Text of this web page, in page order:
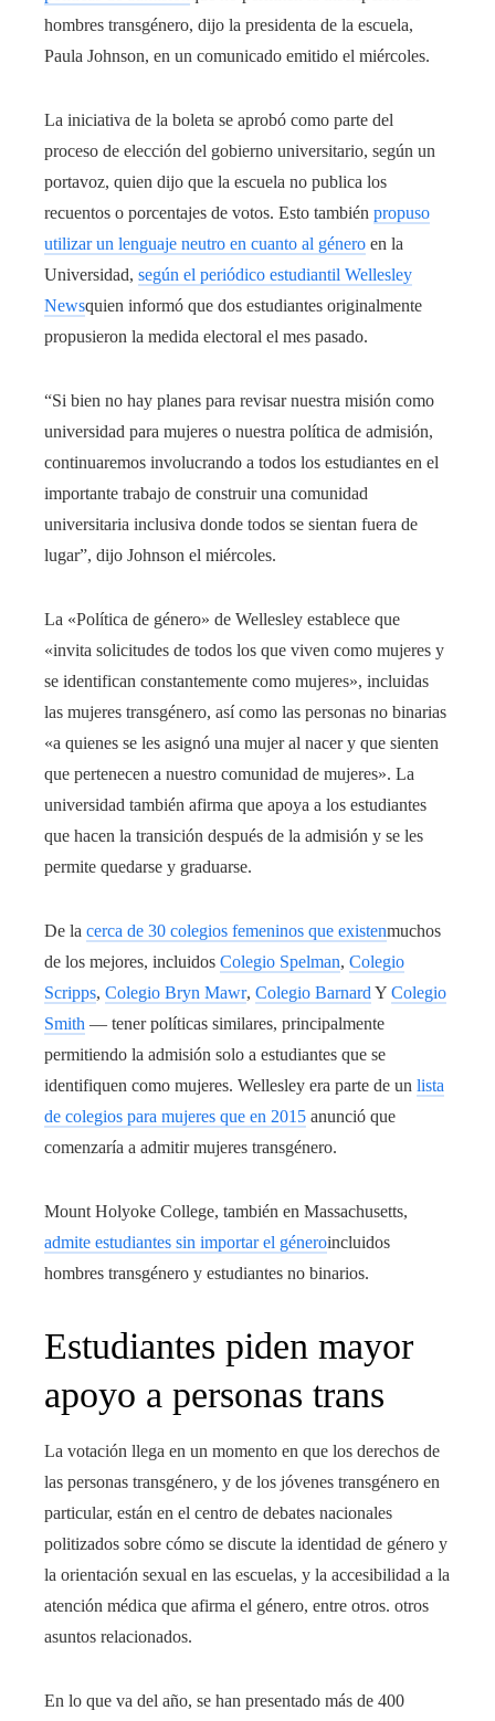
hombres transgénero, dijo la presidenta de la escuela,
Paula Johnson, en un comunicado emitido el miércoles.
La iniciativa de la boleta se aprobó como parte del
proceso de elección del gobierno universitario, según un
portavoz, quien dijo que la escuela no publica los
recuentos o porcentajes de votos. Esto también propuso
utilizar un lenguaje neutro en cuanto al género en la
Universidad, según el periódico estudiantil Wellesley
Newsquien informó que dos estudiantes originalmente
propusieron la medida electoral el mes pasado.
“Si bien no hay planes para revisar nuestra misión como
universidad para mujeres o nuestra política de admisión,
continuaremos involucrando a todos los estudiantes en el
importante trabajo de construir una comunidad
universitaria inclusiva donde todos se sientan fuera de
lugar”, dijo Johnson el miércoles.
La «Política de género» de Wellesley establece que
«invita solicitudes de todos los que viven como mujeres y
se identifican constantemente como mujeres», incluidas
las mujeres transgénero, así como las personas no binarias
«a quienes se les asignó una mujer al nacer y que sienten
que pertenecen a nuestro comunidad de mujeres». La
universidad también afirma que apoya a los estudiantes
que hacen la transición después de la admisión y se les
permite quedarse y graduarse.
De la cerca de 30 colegios femeninos que existenmuchos
de los mejores, incluidos Colegio Spelman, Colegio
Scripps, Colegio Bryn Mawr, Colegio Barnard Y Colegio
Smith — tener políticas similares, principalmente
permitiendo la admisión solo a estudiantes que se
identifiquen como mujeres. Wellesley era parte de un lista
de colegios para mujeres que en 2015 anunció que
comenzaría a admitir mujeres transgénero.
Mount Holyoke College, también en Massachusetts,
admite estudiantes sin importar el géneroincluidos
hombres transgénero y estudiantes no binarios.
Estudiantes piden mayor
apoyo a personas trans
La votación llega en un momento en que los derechos de
las personas transgénero, y de los jóvenes transgénero en
particular, están en el centro de debates nacionales
politizados sobre cómo se discute la identidad de género y
la orientación sexual en las escuelas, y la accesibilidad a la
atención médica que afirma el género, entre otros. otros
asuntos relacionados.
En lo que va del año, se han presentado más de 400